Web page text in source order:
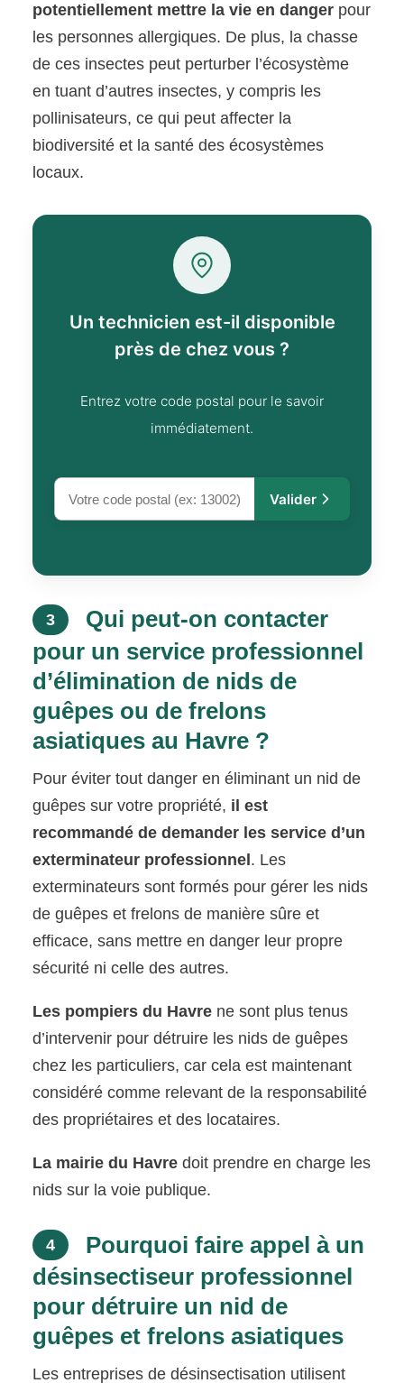
potentiellement mettre la vie en danger pour
les personnes allergiques. De plus, la chasse
de ces insectes peut perturber l’écosystème
en tuant d’autres insectes, y compris les
pollinisateurs, ce qui peut affecter la
biodiversité et la santé des écosystèmes
locaux.
Un technicien est-il disponible
près de chez vous ?
Entrez votre code postal pour le savoir
immédiatement.
Valider
3
Qui peut-on contacter
pour un service professionnel
d’élimination de nids de
guêpes ou de frelons
asiatiques au Havre ?
Pour éviter tout danger en éliminant un nid de
guêpes sur votre propriété, il est
recommandé de demander les service d’un
exterminateur professionnel. Les
exterminateurs sont formés pour gérer les nids
de guêpes et frelons de manière sûre et
efficace, sans mettre en danger leur propre
sécurité ni celle des autres.
Les pompiers du Havre ne sont plus tenus
d’intervenir pour détruire les nids de guêpes
chez les particuliers, car cela est maintenant
considéré comme relevant de la responsabilité
des propriétaires et des locataires.
La mairie du Havre doit prendre en charge les
nids sur la voie publique.
4
Pourquoi faire appel à un
désinsectiseur professionnel
pour détruire un nid de
guêpes et frelons asiatiques
Les entreprises de désinsectisation utilisent